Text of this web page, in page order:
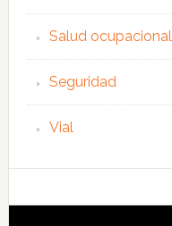
Salud ocupacional
Seguridad
Vial